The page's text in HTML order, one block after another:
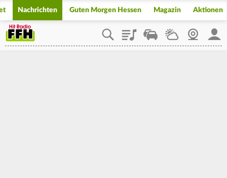
Nachrichten Guten Morgen Hessen Magazin Aktionen
PlaylistStaupilotWetterWebcam